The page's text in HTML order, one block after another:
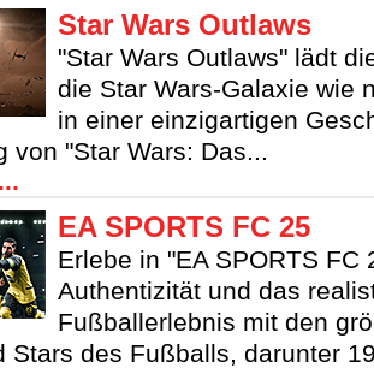
Star Wars Outlaws
"Star Wars Outlaws" lädt
die Star Wars-Galaxie wie
in einer einzigartigen
von "Star Wars: Das...
EA SPORTS FC 25
Erlebe in "EA SPORTS FC
Authentizität und das
Fußballerlebnis mit den
Stars des Fußballs, darunter